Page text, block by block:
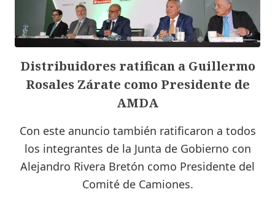
Distribuidores ratifican a Guillermo
Rosales Zárate como Presidente de
AMDA
Con este anuncio también ratificaron a todos
los integrantes de la Junta de Gobierno con
Alejandro Rivera Bretón como Presidente del
Comité de Camiones.